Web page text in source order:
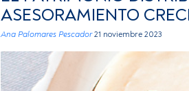
ASESORAMIENTO
Ana Palomares Pescador 21 noviembre 2023